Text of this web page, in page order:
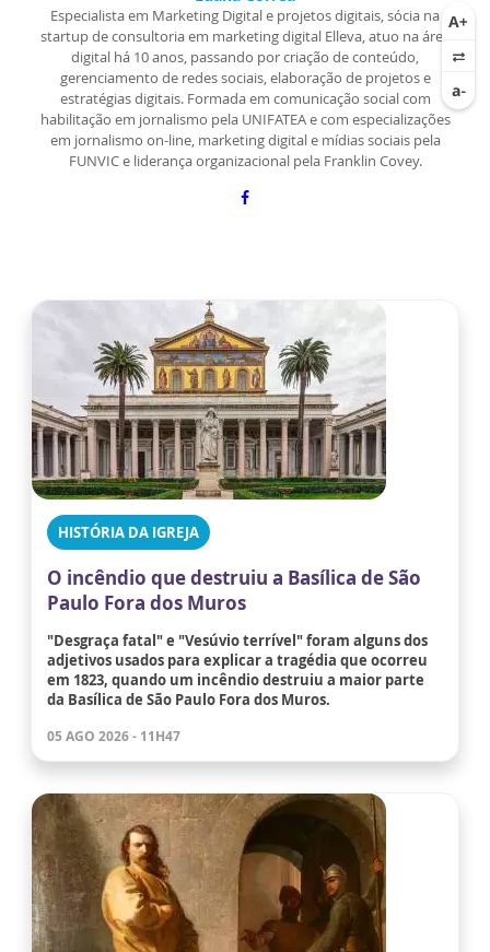
Especialista em Marketing Digital e projetos digitais, sócia na
startup de consultoria em marketing digital Elleva, atuo na área
digital há 10 anos, passando por criação de conteúdo,
gerenciamento de redes sociais, elaboração de projetos e
estratégias digitais. Formada em comunicação social com
habilitação em jornalismo pela UNIFATEA e com especializações
em jornalismo on-line, marketing digital e mídias sociais pela
FUNVIC e liderança organizacional pela Franklin Covey.
HISTÓRIA DA IGREJA
O incêndio que destruiu a Basílica de São
Paulo Fora dos Muros
"Desgraça fatal" e "Vesúvio terrível" foram alguns dos
adjetivos usados para explicar a tragédia que ocorreu
em 1823, quando um incêndio destruiu a maior parte
da Basílica de São Paulo Fora dos Muros.
05 AGO 2026 - 11H47